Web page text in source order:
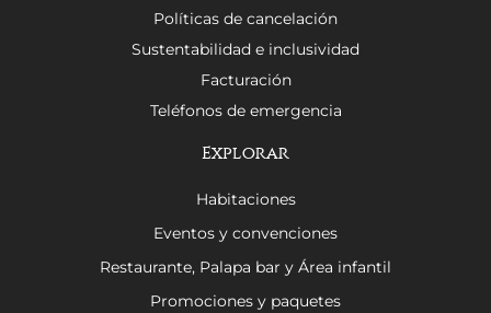
Políticas de cancelación
Sustentabilidad e inclusividad
Facturación
Teléfonos de emergencia
Explorar
Habitaciones
Eventos y convenciones
Restaurante, Palapa bar y Área infantil
Promociones y paquetes